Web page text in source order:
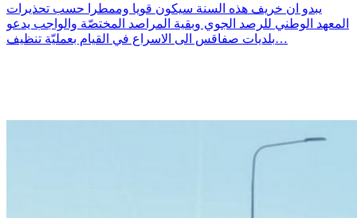
يبدو ان خريف هذه السنة سيكون قويا وممطرا حسب تحذيرات
المعهد الوطني للرصد الجوي وبقية المراصد المختصّة والواجب يدعو
بلديات صفاقس الى الاسراع في القيام بعمليّة تنظيف…